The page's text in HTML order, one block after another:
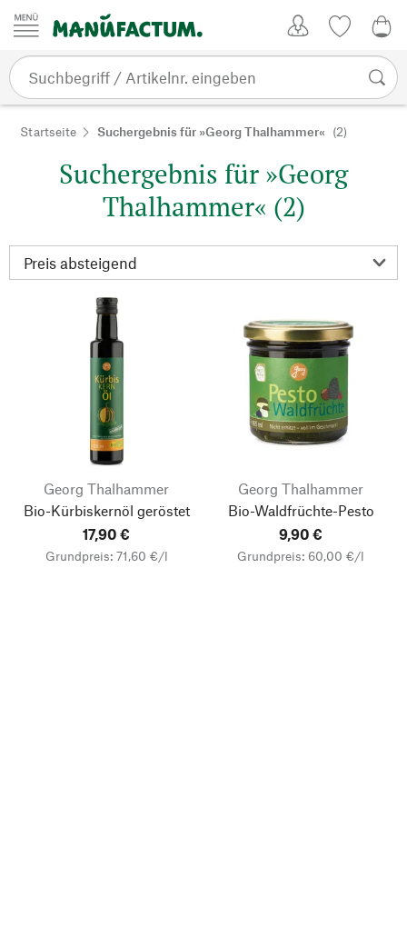
Zum Inhalt springen
Startseite Suchergebnis für »Georg Thalhammer« (2)
Suchergebnis für »Georg
Thalhammer« (2)
Georg Thalhammer
Bio-Kürbiskernöl geröstet
17,90 €
Grundpreis: 71,60 €/l
Georg Thalhammer
Bio-Waldfrüchte-Pesto
9,90 €
Grundpreis: 60,00 €/l